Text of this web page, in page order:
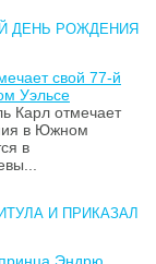
ДЕНЬ РОЖДЕНИЯ
свой 77-й
Уэльсе
Карл отмечает
в Южном
в
И ПРИКАЗАЛ